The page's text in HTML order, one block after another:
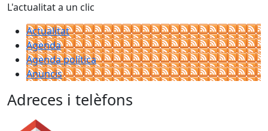
L'actualitat a un clic
Actualitat
Agenda
Agenda política
Anuncis
Adreces i telèfons